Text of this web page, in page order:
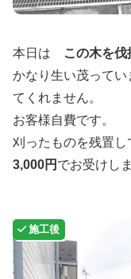
本日は この木を伐
かなり生い茂って
てくれません。
お客様自費です。
刈ったものを残置
3,000円 でお受けし